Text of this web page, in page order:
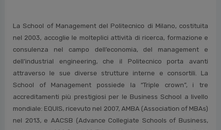
Daniele Gatti: tel 393 810 8869, email:daniele@mirandola.net,
Skype: daniele.gatti1
Monica Ollari: tel 320 791 0162, email:
La School of Management del Politecnico di Milano, costituita
nel 2003, accoglie le molteplici attività di ricerca, formazione e